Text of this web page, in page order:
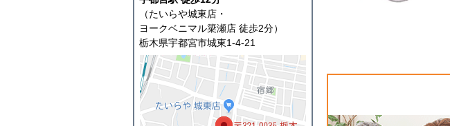
（たいらや城東店・
ヨークベニマル簗瀬店 徒歩2分）
栃木県宇都宮市城東1-4-21